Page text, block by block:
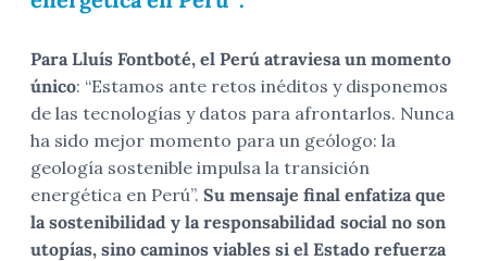
Para Lluís Fontboté, el Perú atraviesa un momento
único: “Estamos ante retos inéditos y disponemos
de las tecnologías y datos para afrontarlos. Nunca
ha sido mejor momento para un geólogo: la
geología sostenible impulsa la transición
energética en Perú”. Su mensaje final enfatiza que
la sostenibilidad y la responsabilidad social no son
utopías, sino caminos viables si el Estado refuerza